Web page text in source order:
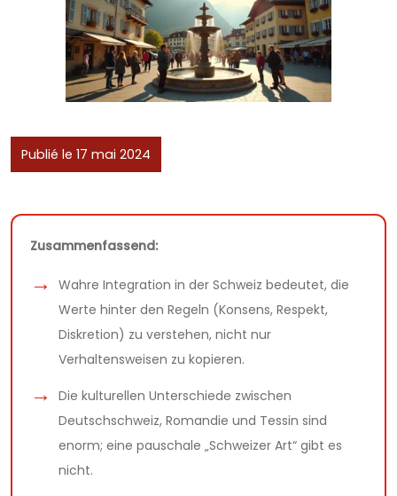
Publié le 17 mai 2024
Zusammenfassend:
Wahre Integration in der Schweiz bedeutet, die
Werte hinter den Regeln (Konsens, Respekt,
Diskretion) zu verstehen, nicht nur
Verhaltensweisen zu kopieren.
Die kulturellen Unterschiede zwischen
Deutschschweiz, Romandie und Tessin sind
enorm; eine pauschale „Schweizer Art“ gibt es
nicht.